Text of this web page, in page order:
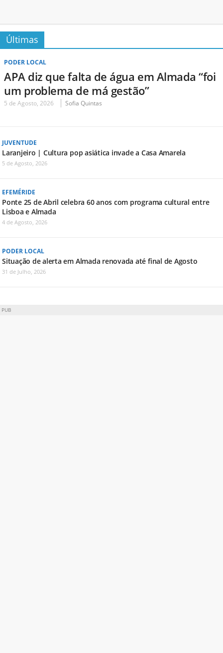
Últimas
PODER LOCAL
APA diz que falta de água em Almada “foi
um problema de má gestão”
5 de Agosto, 2026 Sofia Quintas
JUVENTUDE
Laranjeiro | Cultura pop asiática invade a Casa Amarela
5 de Agosto, 2026
EFEMÉRIDE
Ponte 25 de Abril celebra 60 anos com programa cultural entre
Lisboa e Almada
4 de Agosto, 2026
PODER LOCAL
Situação de alerta em Almada renovada até final de Agosto
31 de Julho, 2026
PUB